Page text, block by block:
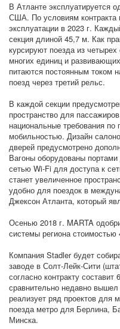
В Атланте эксплуатируется
США. По условиям контракта
эксплуатации в 2023 г.
секция длиной 45,7 м. Как
курсируют поезда из
многих единиц и
питаются постоянным током
поезд через третий рельс.
В каждой секции
пространство для
национальные требования по
мобильностью. Дизайн
дверей предусмотрено
Вагоны оборудованы
сетью Wi-Fi для доступа к
станет увеличенное
удобно для поездок в
Джексон Атланта, который
Осенью 2018 г. MARTA
системы региона
Компания Stadler будет
заводе в Солт-Лейк-Сити
согласно контракту
сравнительно недавно
реализует ряд проектов для
поезда метро для Берлина,
Минска.